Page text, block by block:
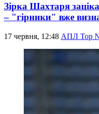
Зірка Шахтаря
– "гірники" вже
17 червня, 12:48 АПЛ Top